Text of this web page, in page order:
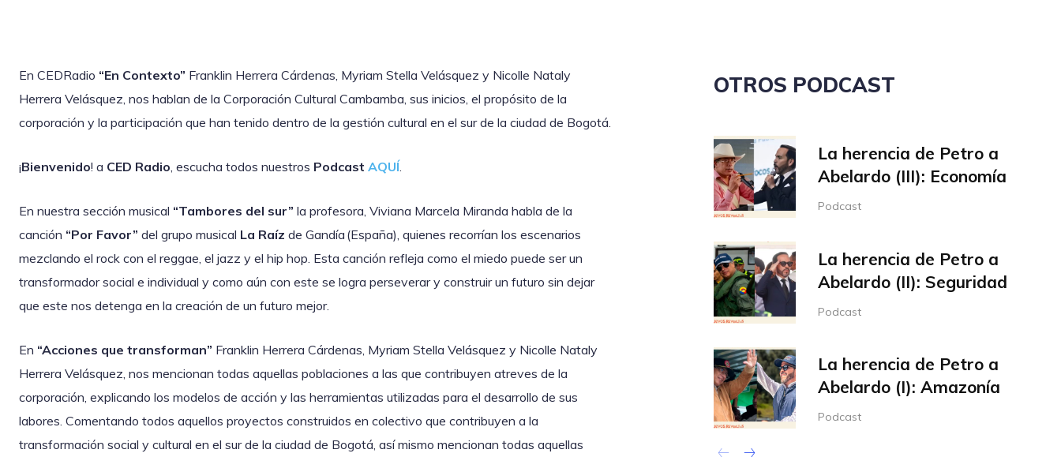
En CEDRadio “En Contexto” Franklin Herrera Cárdenas, Myriam Stella Velásquez y Nicolle Nataly
Herrera Velásquez, nos hablan de la Corporación Cultural Cambamba, sus inicios, el propósito de la
corporación y la participación que han tenido dentro de la gestión cultural en el sur de la ciudad de Bogotá.
¡Bienvenido! a CED Radio , escucha todos nuestros Podcast AQUÍ
En nuestra sección musical “Tambores del sur” la profesora, Viviana Marcela Miranda habla de la
canción “Por Favor” del grupo musical La Raíz de Gandía (España), quienes recorrían los escenarios
mezclando el rock con el reggae, el jazz y el hip hop. Esta canción refleja como el miedo puede ser un
transformador social e individual y como aún con este se logra perseverar y construir un futuro sin dejar
que este nos detenga en la creación de un futuro mejor.
En “Acciones que transforman” Franklin Herrera Cárdenas, Myriam Stella Velásquez y Nicolle Nataly
Herrera Velásquez, nos mencionan todas aquellas poblaciones a las que contribuyen atreves de la
corporación, explicando los modelos de acción y las herramientas utilizadas para el desarrollo de sus
labores. Comentando todos aquellos proyectos construidos en colectivo que contribuyen a la
transformación social y cultural en el sur de la ciudad de Bogotá, así mismo mencionan todas aquellas
OTROS PODCAST
La herencia de Petro a
Abelardo (III): Economía
Podcast
La herencia de Petro a
Abelardo (II): Seguridad
Podcast
La herencia de Petro a
Abelardo (I): Amazonía
Podcast